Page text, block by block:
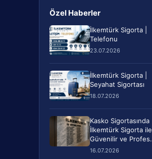
Özel Haberler
İlkemtürk Sigorta |
Telefonu
23.07.2026
İlkemtürk Sigorta |
Seyahat Sigortası
18.07.2026
Kasko Sigortasında
İlkemtürk Sigorta ile
Güvenilir ve
16.07.2026